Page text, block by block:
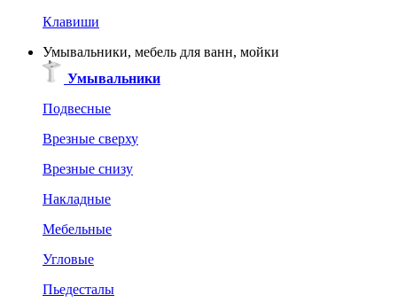
Клавиши
Умывальники, мебель для ванн, мойки
Умывальники
Подвесные
Врезные сверху
Врезные снизу
Накладные
Мебельные
Угловые
Пьедесталы